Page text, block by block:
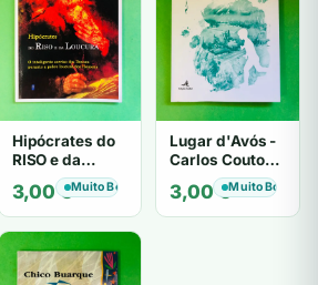
Hipócrates do
RISO e da
LOUCURA
3,00€Muito Bom
Lugar d'Avós -
Carlos Couto
Amaral
3,00€Muito Bom